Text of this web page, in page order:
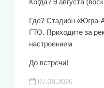
Где? Стадион «Югра-
ГТО. Приходите за
настроением
До встречи!
07.08.2026